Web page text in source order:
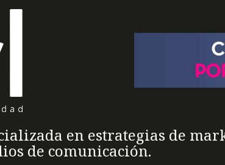
en estrategias de
de comunicación.